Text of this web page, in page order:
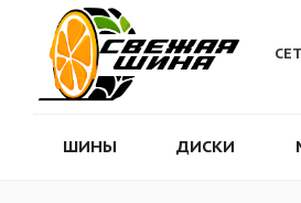
ШИНЫ ДИСКИ